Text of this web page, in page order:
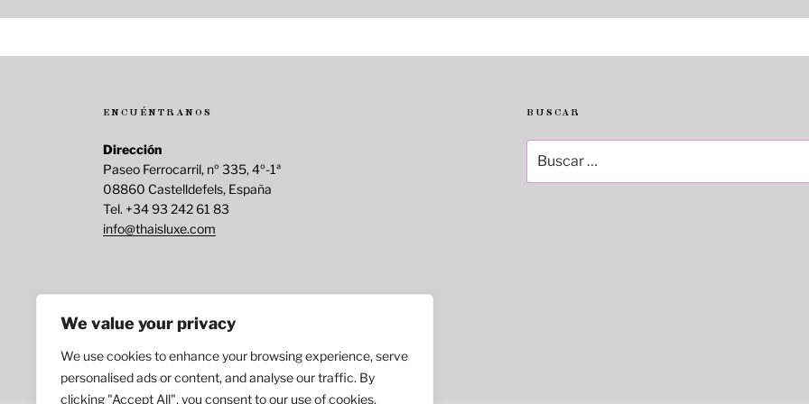
We value your privacy
We use cookies to enhance your browsing experience, serve
personalised ads or content, and analyse our traffic. By
clicking "Accept All", you consent to our use of cookies.
ENCUÉNTRANOS
Dirección
Paseo Ferrocarril, nº 335, 4º-1ª
08860 Castelldefels, España
Tel. +34 93 242 61 83
info@thaisluxe.com
BUSCAR
por:
Aviso legal, políticas deprivacidady.